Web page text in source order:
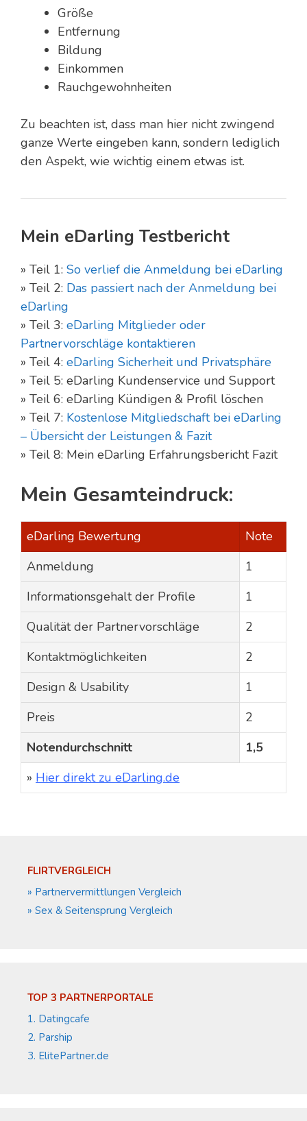
Größe
Entfernung
Bildung
Einkommen
Rauchgewohnheiten
Zu beachten ist, dass man hier nicht zwingend
ganze Werte eingeben kann, sondern lediglich
den Aspekt, wie wichtig einem etwas ist.
Mein eDarling Testbericht
» Teil 1: So verlief die Anmeldung bei eDarling
» Teil 2: Das passiert nach der Anmeldung bei
eDarling
» Teil 3: eDarling Mitglieder oder
Partnervorschläge kontaktieren
» Teil 4: eDarling Sicherheit und Privatsphäre
» Teil 5: eDarling Kundenservice und Support
» Teil 6: eDarling Kündigen & Profil löschen
» Teil 7: Kostenlose Mitgliedschaft bei eDarling
– Übersicht der Leistungen & Fazit
» Teil 8: Mein eDarling Erfahrungsbericht Fazit
Mein Gesamteindruck:
eDarling Bewertung
Note
Anmeldung
1
Informationsgehalt der Profile
1
Qualität der Partnervorschläge
2
Kontaktmöglichkeiten
2
Design & Usability
1
Preis
2
Notendurchschnitt
1,5
» Hier direkt zu eDarling.de
FLIRTVERGLEICH
» Partnervermittlungen Vergleich
» Sex & Seitensprung Vergleich
TOP 3 PARTNERPORTALE
1. Datingcafe
2. Parship
3. ElitePartner.de